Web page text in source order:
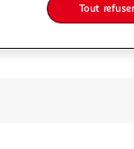
Tout refuser